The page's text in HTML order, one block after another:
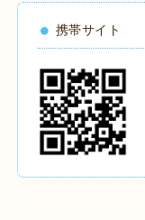
携帯サイト